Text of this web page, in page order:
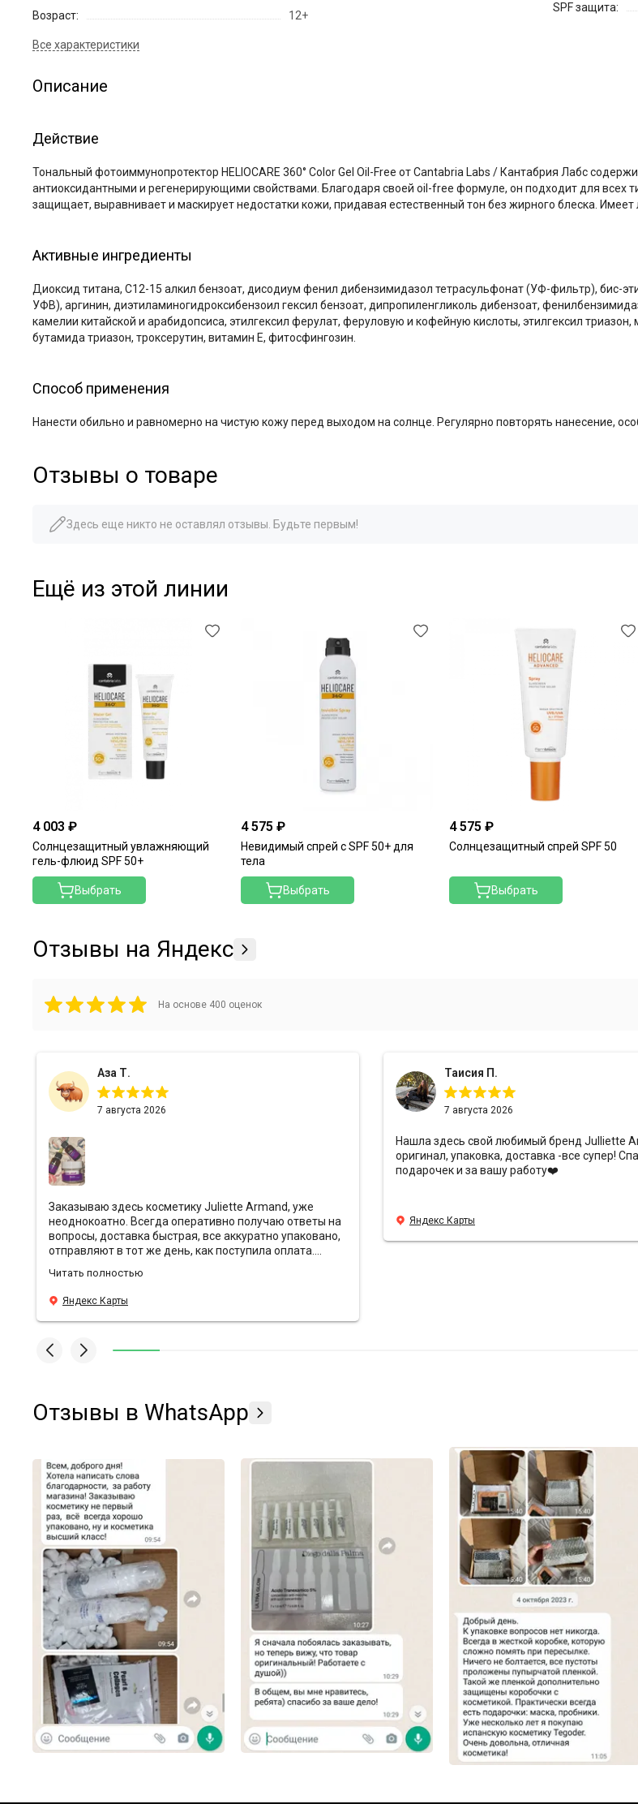
Возраст: 12+
SPF защита:
Описание
Действие
Тональный фотоиммунопротектор HELIOCARE 360° Color Gel Oil-Free от Cantabria Labs / Кантабрия Лабс
антиоксидантными и регенерирующими свойствами. Благодаря своей oil-free формуле, он подходит для всех
защищает, выравнивает и маскирует недостатки кожи, придавая естественный тон без жирного блеска. Имеет
Активные ингредиенты
Диоксид титана, С12-15 алкил бензоат, дисодиум фенил дибензимидазол тетрасульфонат (УФ-фильтр), бис-
УФВ), аргинин, диэтиламиногидроксибензоил гексил бензоат, дипропиленгликоль дибензоат,
камелии китайской и арабидопсиса, этилгексил ферулат, феруловую и кофейную кислоты, этилгексил
бутамида триазон, троксерутин, витамин Е, фитосфингозин.
Способ применения
Нанести обильно и равномерно на чистую кожу перед выходом на солнце. Регулярно повторять нанесение,
Отзывы о товаре
Здесь еще никто не оставлял отзывы. Будьте первым!
Ещё из этой линии
4 003 ₽
Солнцезащитный увлажняющий
гель-флюид SPF 50+
Выбрать
4 575 ₽
Невидимый спрей с SPF 50+ для
тела
Выбрать
4 575 ₽
Солнцезащитный спрей SPF 50
Выбрать
Отзывы на Яндекс
На основе 400 оценок
Аза Т.
7 августа 2026
Заказываю здесь косметику Juliette Armand, уже
неоднокоатно. Всегда оперативно получаю ответы на
вопросы, доставка быстрая, все аккуратно упаковано,
отправляют в тот же день, как поступила оплата.
кладут с заказами подарочки❤️ Эффект от
антивозрастной уходовой косметики просто вау,
средства действительно борятся с морщинами, лицо
свежее и блестящее, даже в те моменты, когда
всем фронтам, всем подругам и знакомым
Читать полностью
Яндекс Карты
Таисия П.
7 августа 2026
Нашла здесь свой любимый бренд Julliette
оригинал, упаковка, доставка -все супер!
подарочек и за вашу работу❤️
Яндекс Карты
Отзывы в WhatsApp